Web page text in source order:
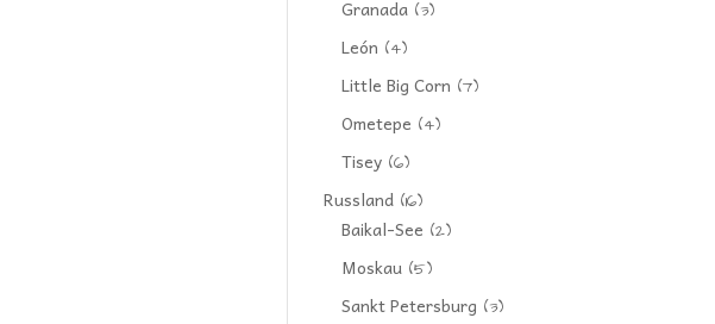
Granada (3)
León (4)
Little Big Corn (7)
Ometepe (4)
Tisey (6)
Russland (16)
Baikal-See (2)
Moskau (5)
Sankt Petersburg (3)